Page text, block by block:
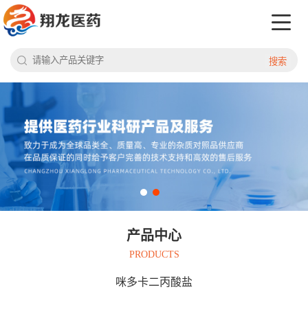
搜索
产品中心
PRODUCTS
咪多卡二丙酸盐